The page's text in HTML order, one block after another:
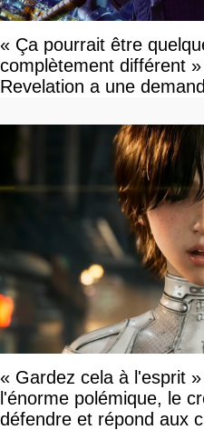
« Ça pourrait être
complètement différent
Revelation a une
« Gardez cela à l'esprit
l'énorme polémique, le
défendre et répond aux